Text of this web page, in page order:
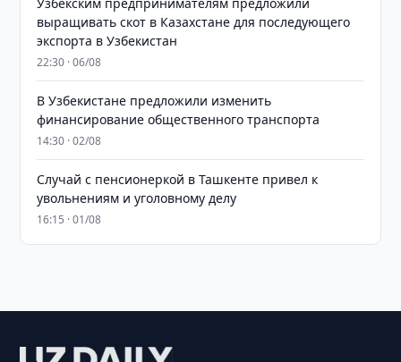
выращивать скот в Казахстане для последующего
экспорта в Узбекистан
22:30 · 06/08
В Узбекистане предложили изменить
финансирование общественного транспорта
14:30 · 02/08
Случай с пенсионеркой в Ташкенте привел к
увольнениям и уголовному делу
16:15 · 01/08